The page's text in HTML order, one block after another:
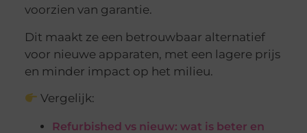
voorzien van garantie.
Dit maakt ze een betrouwbaar alternatief
voor nieuwe apparaten, met een lagere prijs
en minder impact op het milieu.
Vergelijk:
Refurbished vs nieuw: wat is beter en